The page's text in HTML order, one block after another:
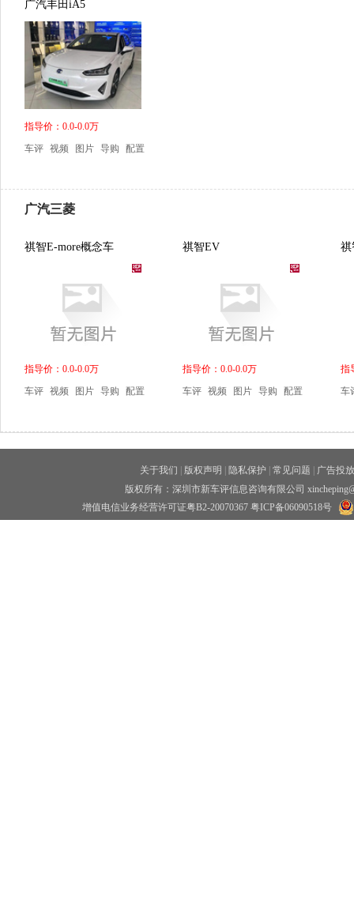
广汽丰田iA5
指导价：0.0-0.0万
车评 视频 图片 导购 配置
广汽三菱
祺智E-more概念车
指导价：0.0-0.0万
车评 视频 图片 导购 配置
祺智EV
指导价：0.0-0.0万
车评 视频 图片 导购 配置
祺
指
车
关于我们 版权声明 隐私保护 常见问题
广告投放
版权所有：深圳市新车评信息咨询有限公司
增值电信业务经营许可证粤B2-20070367 粤ICP备06090518号